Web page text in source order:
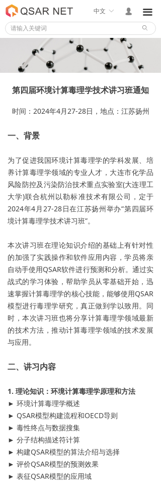
ꄙ
넙
ꀅ
中文 끀
时间：2024年4月27-28日，地点：江苏扬州
一、背景
为了促进我国环境计算毒理学的学科发展、培
养计算毒理学领域的专业人才，大连市化学品
风险防控及污染防治技术重点实验室(大连理工
大学)联合杭州以勒标准技术有限公司，定于
2024年4月27-28日在江苏扬州举办“第四届环
境计算毒理学技术讲习班”。
本次讲习班在理论知识介绍的基础上有针对性
的加强了实践操作和软件应用内容，学员将亲
自动手使用QSAR软件进行预测和分析。通过实
战式的学习体验，帮助学员从零基础开始，迅
速掌握计算毒理学的核心技能，能够使用QSAR
模型进行毒理学研究，真正做到学以致用。同
时，本次讲习班也将分享计算毒理学领域最新
的技术方法，推动计算毒理学领域的技术发展
与应用。
二、讲习内容
1. 理论知识：环境计算毒理学原理和方法
► 环境计算毒理学概述
► QSAR模型构建流程和OECD导则
► 毒性终点与数据搜集
► 分子结构描述符计算
► 构建QSAR模型的算法介绍与选择
► 评价QSAR模型的预测效果
► 表征QSAR模型的应用域
第四届环境计算毒理学技术讲习班通知